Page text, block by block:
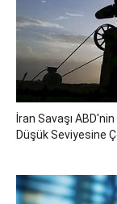
İran Savaşı
Düşük Seviyesine